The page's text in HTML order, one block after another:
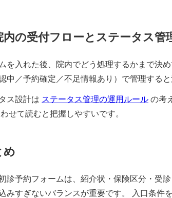
内の受付フローとステータス管
を入れた後、院内でどう処理するかまで決
中／予約確定／不足情報あり）で管理すると
ス設計は ステータス管理の運用ルール の考
せて読むと把握しやすいです。
め
診予約フォームは、紹介状・保険区分・受
みすぎないバランスが重要です。 入口条件